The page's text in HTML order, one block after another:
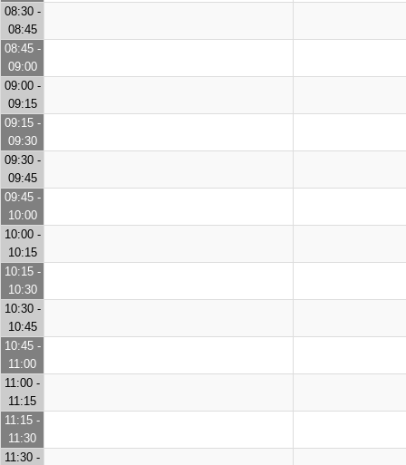
08:30 -
08:45
08:45 -
09:00
09:00 -
09:15
09:15 -
09:30
09:30 -
09:45
09:45 -
10:00
10:00 -
10:15
10:15 -
10:30
10:30 -
10:45
10:45 -
11:00
11:00 -
11:15
11:15 -
11:30
11:30 -